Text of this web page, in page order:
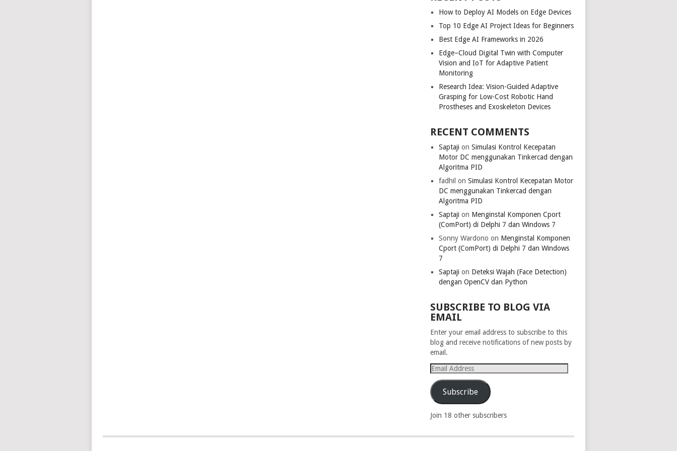
How to Deploy AI Models on Edge Devices
Top 10 Edge AI Project Ideas for Beginners
Best Edge AI Frameworks in 2026
Edge–Cloud Digital Twin with Computer
Vision and IoT for Adaptive Patient
Monitoring
Research Idea: Vision-Guided Adaptive
Grasping for Low-Cost Robotic Hand
Prostheses and Exoskeleton Devices
RECENT COMMENTS
Saptaji onSimulasi Kontrol Kecepatan
Motor DC menggunakan Tinkercad dengan
Algoritma PID
fadhil onSimulasi Kontrol Kecepatan Motor
DC menggunakan Tinkercad dengan
Algoritma PID
Saptaji on Menginstal Komponen Cport
(ComPort) di Delphi 7 dan Windows 7
Sonny Wardono on Menginstal Komponen
Cport (ComPort) di Delphi 7 dan Windows
7
Saptaji on Deteksi Wajah (Face Detection)
dengan OpenCV dan Python
SUBSCRIBE TO BLOG VIA
EMAIL
Enter your email address to subscribe to this
blog and receive notifications of new posts by
email.
Email
Address
Subscribe
Join 18 other subscribers